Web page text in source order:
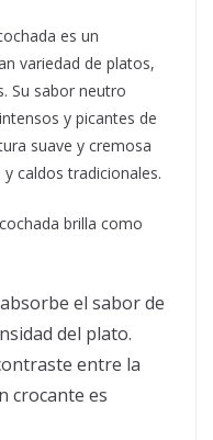
es un
variedad de platos,
Su sabor neutro
y picantes de
suave y cremosa
caldos tradicionales.
brilla como
el sabor de
del plato.
entre la
crocante es